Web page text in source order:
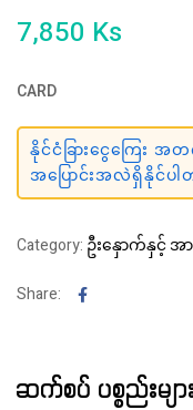
7,850 Ks
CARD
နိုင်ငံခြားငွေကြေး အ
အပြောင်းအလဲရှိနိုင်ပ
Category: ဦးနှောက်နှင့် အ
Share: Facebook
ဆက်စပ် ပစ္စည်းမျာ